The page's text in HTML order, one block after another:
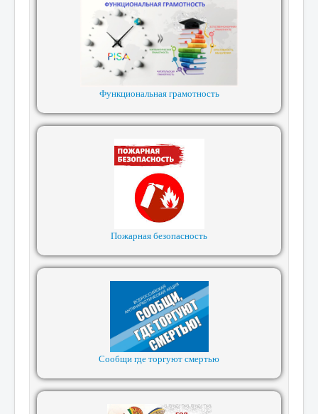
Функциональная грамотность
Пожарная безопасность
Сообщи где торгуют смертью